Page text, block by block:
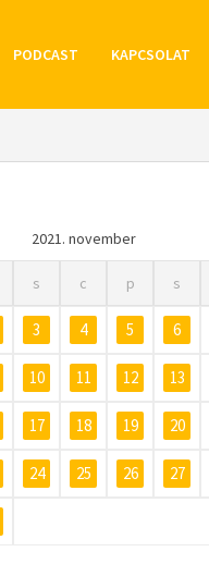
PODCAST KAPCSOLAT
2021. november
s c p s
3 4 5 6
10 11 12 13
17 18 19 20
24 25 26 27